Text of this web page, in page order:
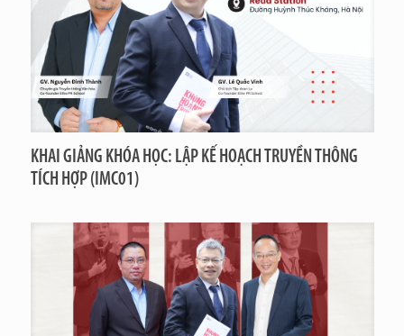
KHAI GIẢNG KHÓA HỌC: LẬP KẾ HOẠCH TRUYỀN THÔNG
TÍCH HỢP (IMC01)